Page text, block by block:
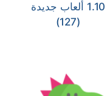
1.10 ألعاب جديدة
(127)